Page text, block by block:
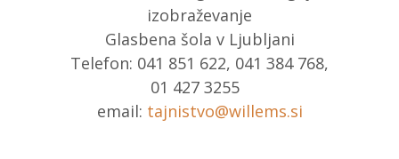
izobraževanje
Glasbena šola v Ljubljani
Telefon: 041 851 622, 041 384 768,
01 427 3255
email: tajnistvo@willems.si